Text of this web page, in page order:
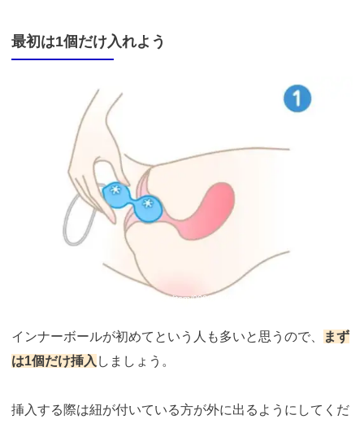
最初は1個だけ入れよう
https://shop.lovecosmetic.jp/view/item/000000001609
インナーボールが初めてという人も多いと思うので、
まず
は1個だけ挿入 しましょう。
挿入する際は紐が付いている方が外に出るようにしてくだ